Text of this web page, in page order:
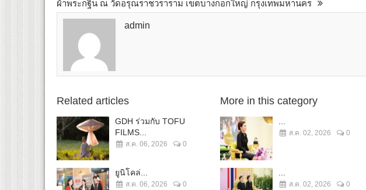
ผ้าพระกฐิน ณ วัดอรุณราชวราราม เขตบางกอกใหญ่ กรุงเทพมหานคร
admin
Related articles
GDH ร่วมกับ TOFU
FILMS...
ส.ค. 06, 2026 0
ยูนิโคล่...
ส.ค. 06, 2026 0
More in this category
...
ส.ค. 02, 2026 0
...
ส.ค. 02, 2026 0